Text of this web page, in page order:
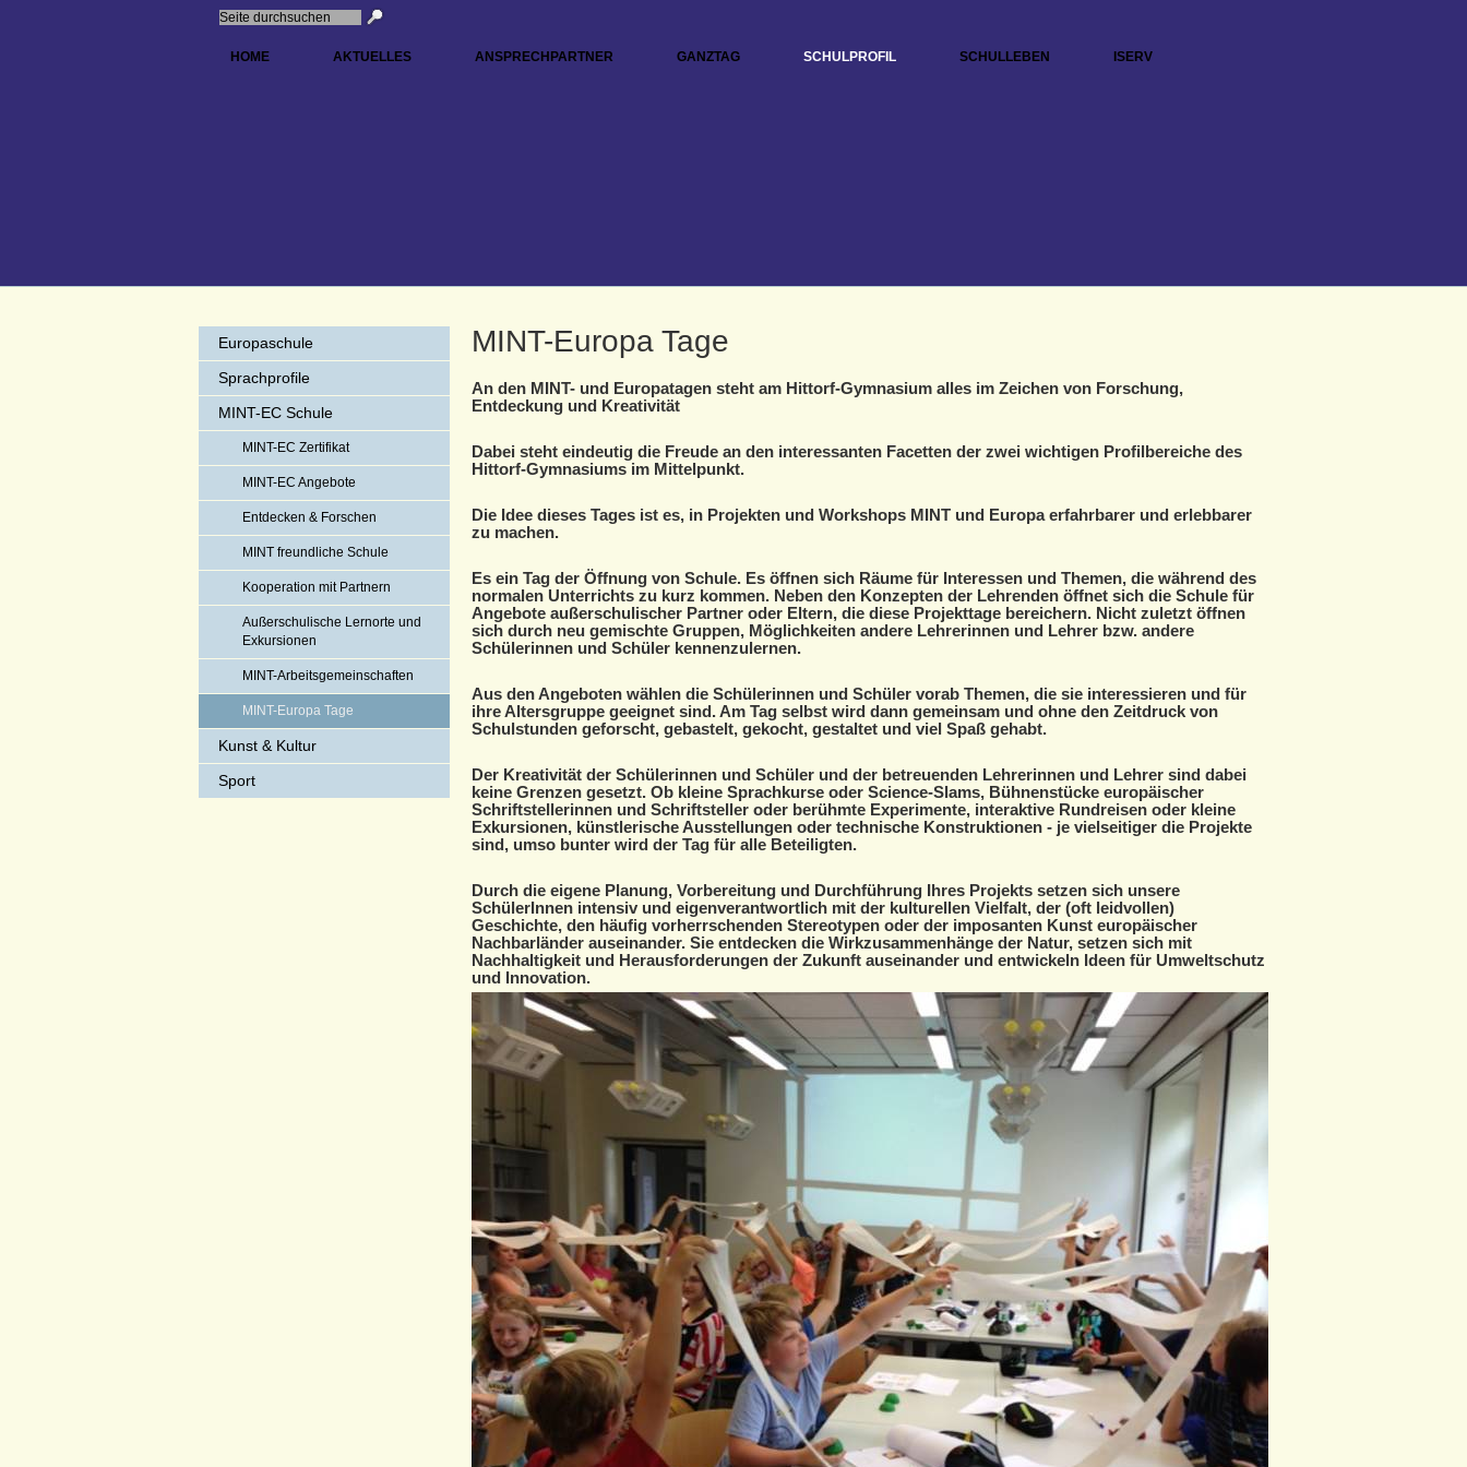
HOME AKTUELLES ANSPRECHPARTNER GANZTAG SCHULPROFIL SCHULLEBEN ISERV
Europaschule
Sprachprofile
MINT-EC Schule
MINT-EC Zertifikat
MINT-EC Angebote
Entdecken & Forschen
MINT freundliche Schule
Kooperation mit Partnern
Außerschulische Lernorte und
Exkursionen
MINT-Arbeitsgemeinschaften
MINT-Europa Tage
Kunst & Kultur
Sport
MINT-Europa Tage
An den MINT- und Europatagen steht am Hittorf-Gymnasium alles im Zeichen von Forschung,
Entdeckung und Kreativität
Dabei steht eindeutig die Freude an den interessanten Facetten der zwei wichtigen Profilbereiche des
Hittorf-Gymnasiums im Mittelpunkt.
Die Idee dieses Tages ist es, in Projekten und Workshops MINT und Europa erfahrbarer und erlebbarer
zu machen.
Es ein Tag der Öffnung von Schule. Es öffnen sich Räume für Interessen und Themen, die während des
normalen Unterrichts zu kurz kommen. Neben den Konzepten der Lehrenden öffnet sich die Schule für
Angebote außerschulischer Partner oder Eltern, die diese Projekttage bereichern. Nicht zuletzt öffnen
sich durch neu gemischte Gruppen, Möglichkeiten andere Lehrerinnen und Lehrer bzw. andere
Schülerinnen und Schüler kennenzulernen.
Aus den Angeboten wählen die Schülerinnen und Schüler vorab Themen, die sie interessieren und für
ihre Altersgruppe geeignet sind. Am Tag selbst wird dann gemeinsam und ohne den Zeitdruck von
Schulstunden geforscht, gebastelt, gekocht, gestaltet und viel Spaß gehabt.
Der Kreativität der Schülerinnen und Schüler und der betreuenden Lehrerinnen und Lehrer sind dabei
keine Grenzen gesetzt. Ob kleine Sprachkurse oder Science-Slams, Bühnenstücke europäischer
Schriftstellerinnen und Schriftsteller oder berühmte Experimente, interaktive Rundreisen oder kleine
Exkursionen, künstlerische Ausstellungen oder technische Konstruktionen - je vielseitiger die Projekte
sind, umso bunter wird der Tag für alle Beteiligten.
Durch die eigene Planung, Vorbereitung und Durchführung Ihres Projekts setzen sich unsere
SchülerInnen intensiv und eigenverantwortlich mit der kulturellen Vielfalt, der (oft leidvollen)
Geschichte, den häufig vorherrschenden Stereotypen oder der imposanten Kunst europäischer
Nachbarländer auseinander. Sie entdecken die Wirkzusammenhänge der Natur, setzen sich mit
Nachhaltigkeit und Herausforderungen der Zukunft auseinander und entwickeln Ideen für Umweltschutz
und Innovation.